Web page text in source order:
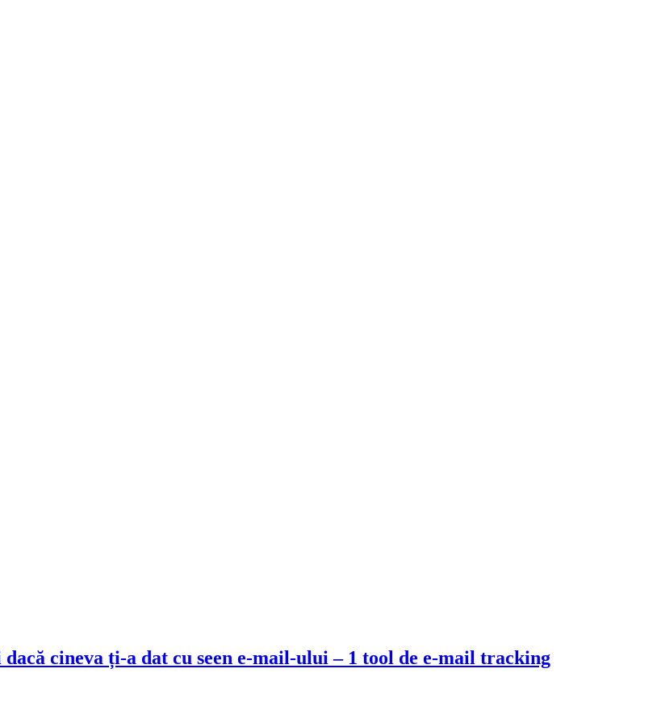
cineva ți-a dat cu seen e-mail-ului – 1 tool de e-mail tracking